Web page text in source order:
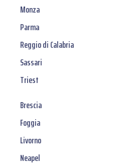
Monza
Parma
Reggio di Calabria
Sassari
Triest
Brescia
Foggia
Livorno
Neapel